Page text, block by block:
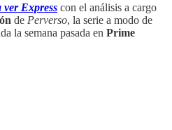
ver Express con el análisis a cargo
de Perverso, la serie a modo de
la semana pasada en Prime